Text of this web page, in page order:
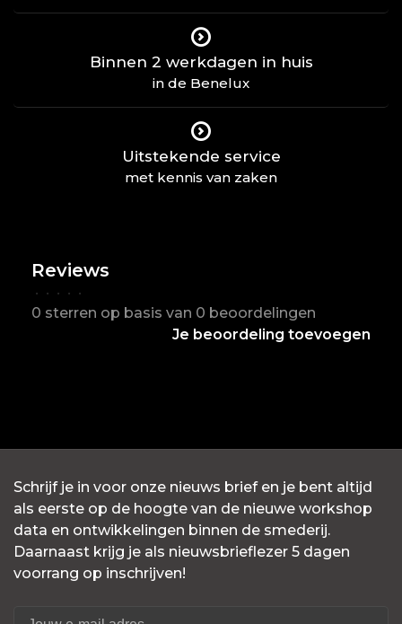
Binnen 2 werkdagen in huis
in de Benelux
Uitstekende service
met kennis van zaken
Reviews
• • • • •
0 sterren op basis van 0 beoordelingen
Je beoordeling toevoegen
Schrijf je in voor onze nieuws brief en je bent altijd
als eerste op de hoogte van de nieuwe workshop
data en ontwikkelingen binnen de smederij.
Daarnaast krijg je als nieuwsbrieflezer 5 dagen
voorrang op inschrijven!